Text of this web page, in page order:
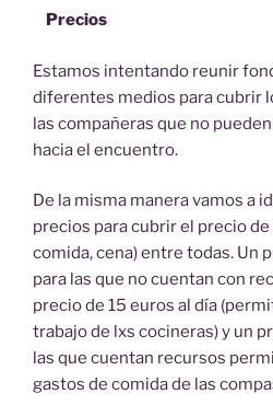
Precios
Estamos intentando reunir
diferentes medios para cubrir
las compañeras que no
hacia el encuentro.
De la misma manera vamos a
precios para cubrir el precio
comida, cena) entre todas. Un
para las que no cuentan con
precio de 15 euros al día
trabajo de lxs cocineras) y un
las que cuentan recursos
gastos de comida de las